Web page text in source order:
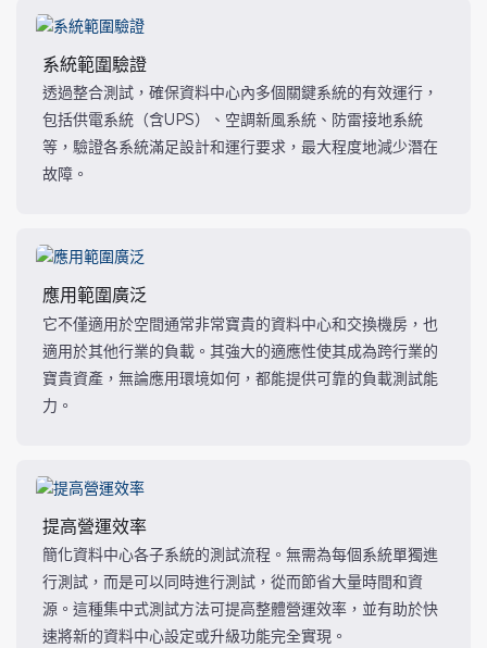
系統範圍驗證
透過整合測試，確保資料中心內多個關鍵系統的有效運行，
包括供電系統（含UPS）、空調新風系統、防雷接地系統
等，驗證各系統滿足設計和運行要求，最大程度地減少潛在
故障。
應用範圍廣泛
它不僅適用於空間通常非常寶貴的資料中心和交換機房，也
適用於其他行業的負載。其強大的適應性使其成為跨行業的
寶貴資產，無論應用環境如何，都能提供可靠的負載測試能
力。
提高營運效率
簡化資料中心各子系統的測試流程。無需為每個系統單獨進
行測試，而是可以同時進行測試，從而節省大量時間和資
源。這種集中式測試方法可提高整體營運效率，並有助於快
速將新的資料中心設定或升級功能完全實現。